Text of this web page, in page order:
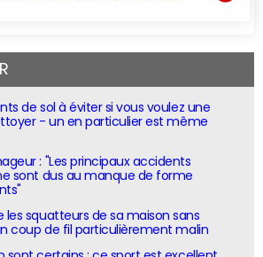
de sol à éviter si vous voulez une
- un en particulier est même
: "Les principaux accidents
sont dus au manque de forme
les squatteurs de sa maison sans
coup de fil particulièrement malin